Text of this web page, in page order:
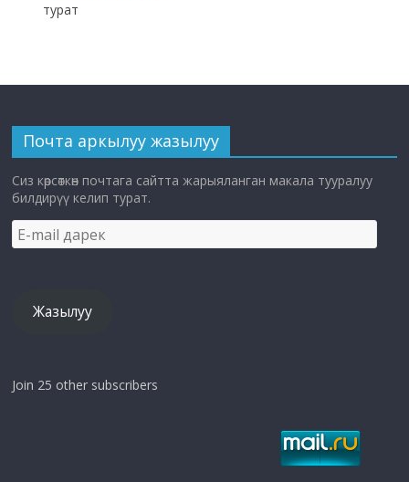
турат
Почта аркылуу жазылуу
Сиз көрсөткөн почтага сайтта жарыяланган макала тууралуу
билдирүү келип турат.
E-
mail
Жазылуу
Join 25 other subscribers